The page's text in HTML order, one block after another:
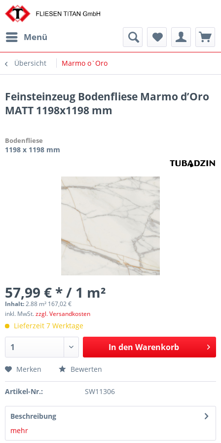
Menü
Übersicht Marmo o`Oro
Feinsteinzeug Bodenfliese Marmo d’Oro
MATT 1198x1198 mm
Bodenfliese
1198 x 1198 mm
57,99 € * / 1 m²
Inhalt:2.88 m² 167,02 €
inkl. MwSt.zzgl. Versandkosten
Lieferzeit 7 Werktage
In den Warenkorb
Merken Bewerten
Artikel-Nr.: SW11306
Beschreibung
mehr